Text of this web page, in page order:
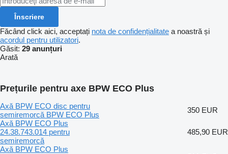
Înscriere
Făcând click aici, acceptați nota de confidențialitate a noastră și
acordul pentru utilizatori.
Găsit: 29 anunțuri
Arată
Prețurile pentru axe BPW ECO Plus
Axă BPW ECO disc pentru
semiremorcă BPW ECO Plus
350 EUR
Axă BPW ECO Plus
24.38.743.014 pentru
semiremorcă
485,90 EUR
Axă BPW ECO Plus